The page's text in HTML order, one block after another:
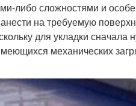
либо сложностями и
на требуемую
для укладки сначала
механических